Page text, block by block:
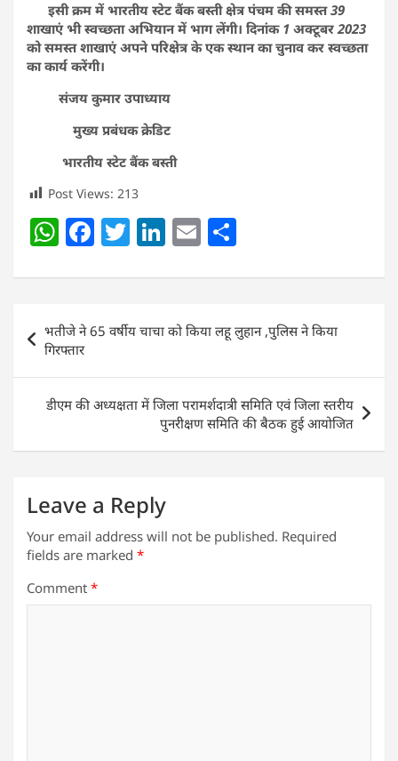
इसी क्रम में भारतीय स्टेट बैंक बस्ती क्षेत्र पंचम की समस्त 39
शाखाएं भी स्वच्छता अभियान में भाग लेंगी। दिनांक 1 अक्टूबर 2023
को समस्त शाखाएं अपने परिक्षेत्र के एक स्थान का चुनाव कर स्वच्छता
का कार्य करेंगी।
संजय कुमार उपाध्याय
मुख्य प्रबंधक क्रेडिट
भारतीय स्टेट बैंक बस्ती
Post Views: 213
W
at
s
A
p
p
F
c
e
b
o
o
T
itt
er
Li
k
e
dI
n
E
ai
l
ar
e
navigation
भतीजे ने 65 वर्षीय चाचा को किया लहू लुहान ,पुलिस ने किया
गिरफ्तार
डीएम की अध्यक्षता में जिला परामर्शदात्री समिति एवं जिला स्तरीय
पुनरीक्षण समिति की बैठक हुई आयोजित
Leave a Reply
Your email address will not be published. Required
fields are marked *
Comment *